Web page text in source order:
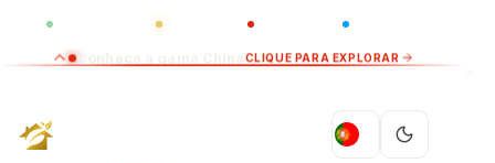
CHINA
PT
CLIQUE PARA EXPLORAR